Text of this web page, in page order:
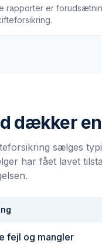
rapporter er
dækker en
sælges
har fået lavet
fejl og mangler